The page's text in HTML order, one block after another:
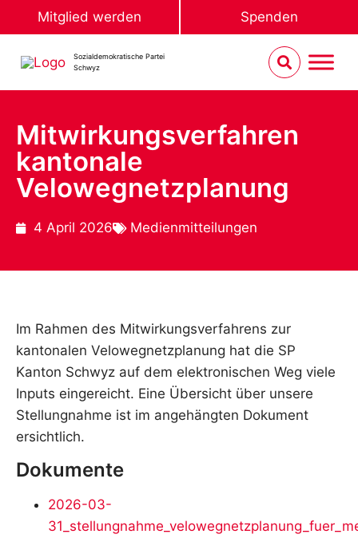
Mitglied werden Spenden
Sozialdemokratische Partei
Schwyz
Mitwirkungsverfahren
kantonale
Velowegnetzplanung
4 April 2026 Medienmitteilungen
Im Rahmen des Mitwirkungsverfahrens zur
kantonalen Velowegnetzplanung hat die SP
Kanton Schwyz auf dem elektronischen Weg viele
Inputs eingereicht. Eine Übersicht über unsere
Stellungnahme ist im angehängten Dokument
ersichtlich.
Dokumente
2026-03-